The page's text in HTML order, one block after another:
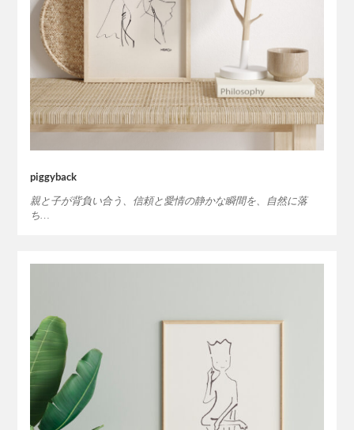
piggyback
親と子が背負い合う、信頼と愛情の静かな瞬間を、自然に落
ち…